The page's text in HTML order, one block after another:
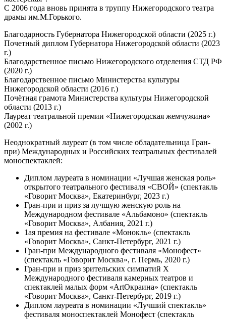
С 2006 года вновь принята в труппу Нижегородского театра
драмы им.М.Горького.
Благодарность Губернатора Нижегородской области (2025 г.)
Почетный диплом Губернатора Нижегородской области (2023
г.)
Благодарственное письмо Нижегородского отделения СТД РФ
(2020 г.)
Благодарственное письмо Министерства культуры
Нижегородской области (2016 г.)
Почётная грамота Министерства культуры Нижегородской
области (2013 г.)
Лауреат театральной премии «Нижегородская жемчужина»
(2002 г.)
Неоднократный лауреат (в том числе обладательница Гран-
при) Международных и Российских театральных фестивалей
моноспектаклей:
Диплом лауреата в номинации «Лучшая женская роль»
открытого театрального фестиваля «СВОЙ» (спектакль
«Говорит Москва», Екатеринбург, 2023 г.)
Гран-при и приз за лучшую женскую роль на
Международном фестивале «Альбамоно» (спектакль
«Говорит Москва», Албания, 2021 г.)
1ая премия на фестивале «Монокль» (спектакль
«Говорит Москва», Санкт-Петербург, 2021 г.)
Гран-при Международного фестиваля «Монофест»
(спектакль «Говорит Москва», г. Пермь, 2020 г.)
Гран-при и приз зрительских симпатий X
Международного фестиваля камерных театров и
спектаклей малых форм «ArtОкраина» (спектакль
«Говорит Москва», Санкт-Петербург, 2019 г.)
Диплом лауреата в номинации «Лучший спектакль»
фестиваля моноспектаклей Монофест (спектакль